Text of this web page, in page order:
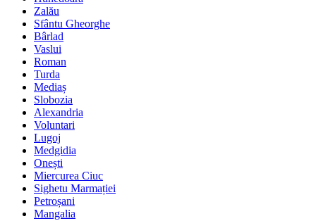
Zalău
Sfântu Gheorghe
Bârlad
Vaslui
Roman
Turda
Mediaș
Slobozia
Alexandria
Voluntari
Lugoj
Medgidia
Onești
Miercurea Ciuc
Sighetu Marmației
Petroșani
Mangalia